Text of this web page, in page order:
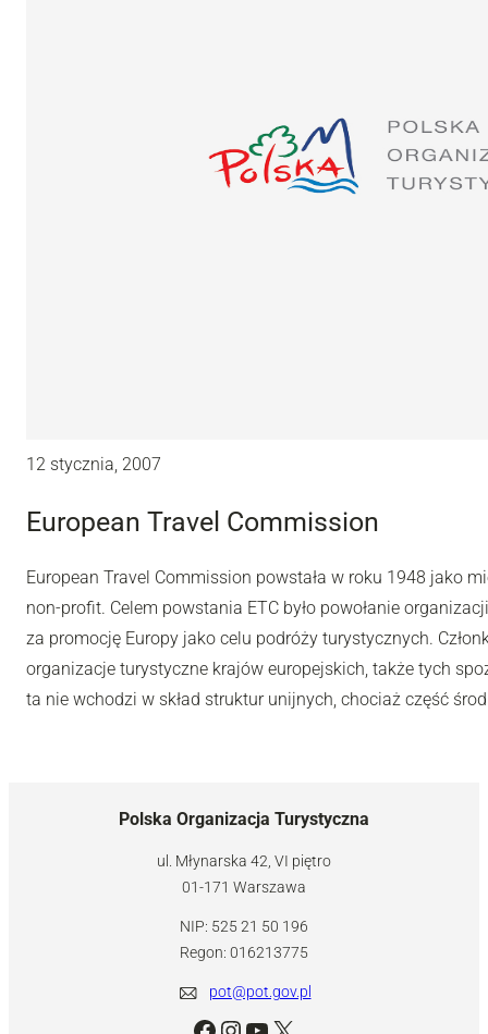
12 stycznia, 2007
European Travel Commission
European Travel Commission powstała w roku 1948 jako
non-profit. Celem powstania ETC było powołanie
za promocję Europy jako celu podróży turystycznych.
organizacje turystyczne krajów europejskich, także tych
ta nie wchodzi w skład struktur unijnych, chociaż część
Polska Organizacja Turystyczna
ul. Młynarska 42, VI piętro
01-171 Warszawa
NIP: 525 21 50 196
Regon: 016213775
pot@pot.gov.pl